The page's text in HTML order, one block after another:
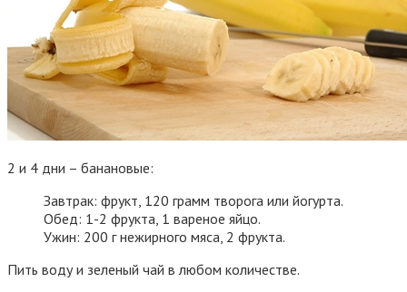
2 и 4 дни – банановые:
Завтрак: фрукт, 120 грамм творога или йогурта.
Обед: 1-2 фрукта, 1 вареное яйцо.
Ужин: 200 г нежирного мяса, 2 фрукта.
Пить воду и зеленый чай в любом количестве.